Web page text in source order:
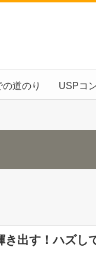
道のり USPコ
き出す！ハズし